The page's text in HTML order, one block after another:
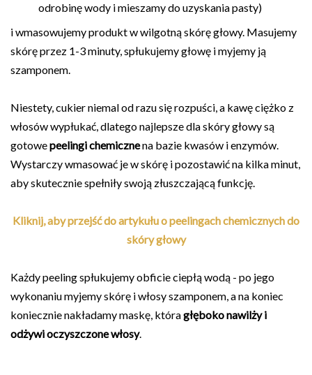
odrobinę wody i mieszamy do uzyskania pasty)
i wmasowujemy produkt w wilgotną skórę głowy. Masujemy
skórę przez 1-3 minuty, spłukujemy głowę i myjemy ją
szamponem.
Niestety, cukier niemal od razu się rozpuści, a kawę ciężko z
włosów wypłukać, dlatego najlepsze dla skóry głowy są
gotowepeelingi chemicznena bazie kwasów i enzymów.
Wystarczy wmasować je w skórę i pozostawić na kilka minut,
aby skutecznie spełniły swoją złuszczającą funkcję.
Kliknij, aby przejść do artykułu o peelingach chemicznych do
skóry głowy
Każdy peeling spłukujemy obficie ciepłą wodą - po jego
wykonaniu myjemy skórę i włosy szamponem, a na koniec
koniecznie nakładamy maskę, któragłęboko nawilży i
odżywi oczyszczone włosy.